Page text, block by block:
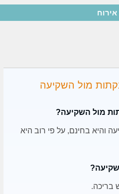
מול השקיעה
מול השקיעה?
והיא בחינם, על פי רוב היא
בריכה.